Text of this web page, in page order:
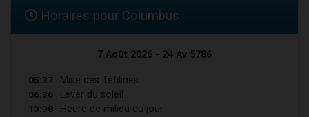
Horaires pour Columbus
7 Août 2026 - 24 Av 5786
05:37 Mise des Téfilines
06:36 Lever du soleil
13:38 Heure de milieu du jour